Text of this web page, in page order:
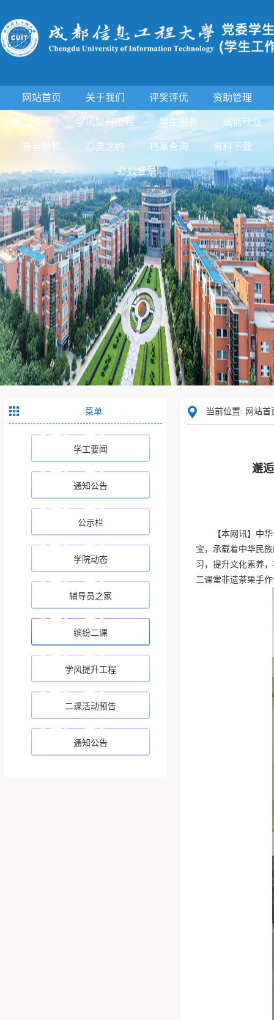
网站首页 关于我们 评奖评优 资助管理
第二课堂 学风提升工程 学生服务 成信就业
青春榜样 心灵之约 档案查询 资料下载
办公登录
菜单
学工要闻
通知公告
公示栏
学院动态
辅导员之家
缤纷二课
学风提升工程
二课活动预告
通知公告
当前位置: 网站
邂
【本网讯】中
宝，承载着中华民
习，提升文化素养
二课堂非遗茶果手